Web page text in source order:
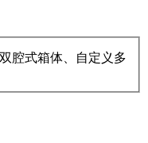
腔式箱体、自定义多